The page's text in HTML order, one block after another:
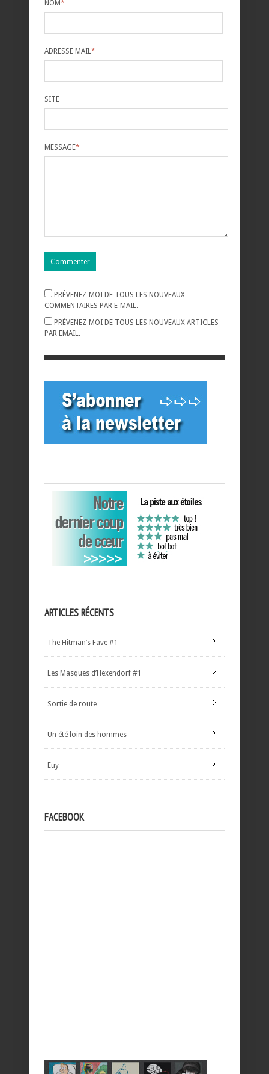
NOM*
ADRESSE MAIL*
SITE
MESSAGE*
PRÉVENEZ-MOI DE TOUS LES NOUVEAUX
COMMENTAIRES PAR E-MAIL.
PRÉVENEZ-MOI DE TOUS LES NOUVEAUX ARTICLES
PAR EMAIL.
ARTICLES RÉCENTS
The Hitman’s Fave #1
Les Masques d’Hexendorf #1
Sortie de route
Un été loin des hommes
Euy
FACEBOOK